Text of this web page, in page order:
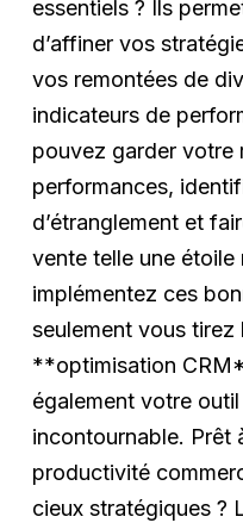
essentiels ? Ils
d’affiner vos
vos remontées de
indicateurs de
pouvez garder votre
performances,
d’étranglement et
vente telle une
implémentez ces
seulement vous
**optimisation
également votre
incontournable. Prêt
productivité
cieux stratégiques ?